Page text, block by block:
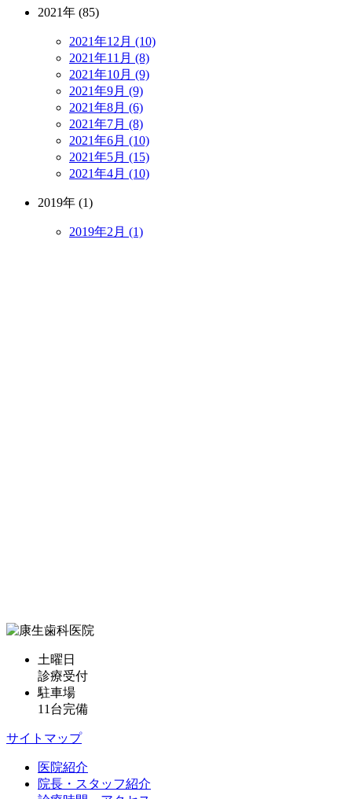
2021年 (85)
2021年12月 (10)
2021年11月 (8)
2021年10月 (9)
2021年9月 (9)
2021年8月 (6)
2021年7月 (8)
2021年6月 (10)
2021年5月 (15)
2021年4月 (10)
2019年 (1)
2019年2月 (1)
土曜日
診療受付
駐車場
11台完備
サイトマップ
医院紹介
院長・スタッフ紹介